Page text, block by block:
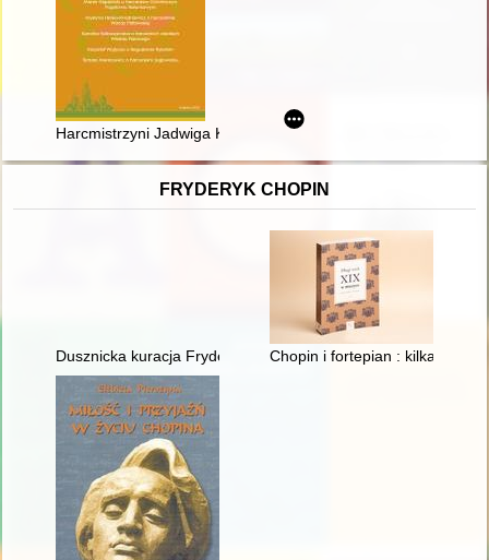
Harcmistrzyni Jadwiga Kuligowska-Jarecka – niezapomniana
FRYDERYK CHOPIN
Dusznicka kuracja Fryderyka Chopina w świetle zachowanych
Chopin i fortepian : kilka uwag